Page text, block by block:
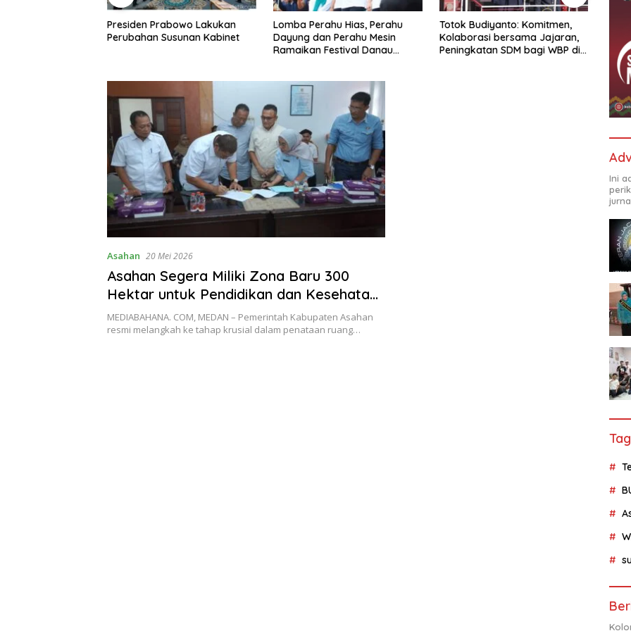
Lomba Perahu Hias, Perahu
Dayung dan Perahu Mesin
Totok Budiyanto: Komitmen,
Kolaborasi bersama Jajaran,
Peningkatan SDM bagi WBP di
Kapolda Irjen Pol Setyo Boedi
Letakkan Batu Pertama
Pembangunan Masjid Syuhada
TPI
di
Asahan 20 Mei 2026
Asahan Segera Miliki Zona Baru 300
Hektar untuk Pendidikan dan Kesehatan
dalam Revisi RTRW 2026-2046
MEDIABAHANA. COM, MEDAN – Pemerintah Kabupaten Asahan
resmi melangkah ke tahap krusial dalam penataan ruang…
Ini